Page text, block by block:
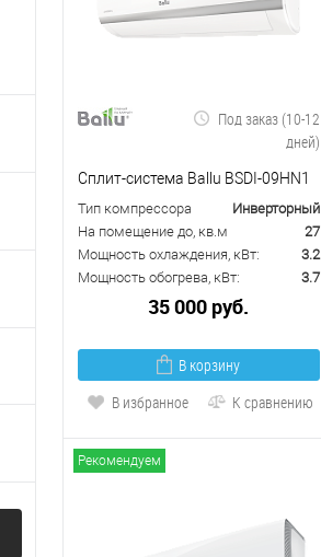
Под заказ (10-12
дней)
Сплит-система Ballu BSDI-09HN1
Тип компрессора
Инверторный
На помещение до, кв.м
27
Мощность охлаждения, кВт:
3.2
Мощность обогрева, кВт:
3.7
35 000 руб.
В корзину
В избранное
К сравнению
Рекомендуем